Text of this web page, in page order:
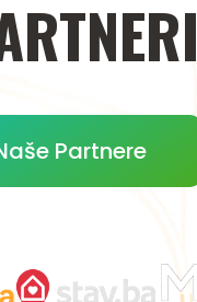
Partnere